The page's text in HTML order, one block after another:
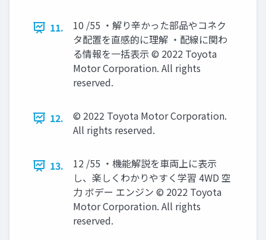
11.
10 /55 ・解り辛かった部品やコネク
タ配置を直感的に理解 ・配線に関わ
る情報を一括表示 © 2022 Toyota
Motor Corporation. All rights
reserved.
12.
© 2022 Toyota Motor Corporation.
All rights reserved.
13.
12 /55 ・機能解説を車両上に表示
し、楽しくわかりやすく学習 4WD 空
力 ボデー エンジン © 2022 Toyota
Motor Corporation. All rights
reserved.